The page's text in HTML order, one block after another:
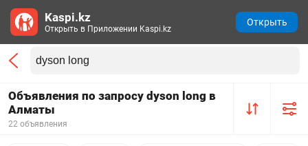
Объявления по запросу dyson long в
Алматы
22 объявления
Kaspi.kz
Открыть в Приложении Kaspi.kz
Открыть